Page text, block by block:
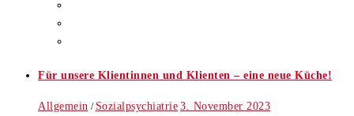
Für unsere Klientinnen und Klienten – eine neue Küche!
Allgemein / Sozialpsychiatrie 3. November 2023